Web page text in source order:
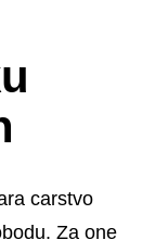
carstvo
Za one